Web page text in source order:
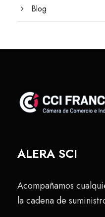
Blog
ALERA SCI
Acompañamos
la cadena de